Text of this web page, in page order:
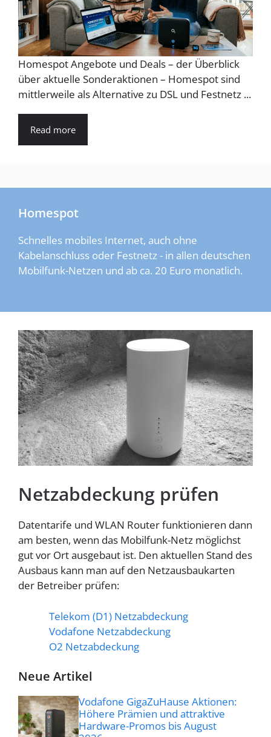
Homespot Angebote und Deals – der Überblick
über aktuelle Sonderaktionen – Homespot sind
mittlerweile als Alternative zu DSL und Festnetz ...
Read more
Homespot
Schnelles mobiles Internet, auch ohne
Kabelanschluss oder Festnetz - in allen deutschen
Mobilfunk-Netzen und ab ca. 20 Euro monatlich.
Netzabdeckung prüfen
Datentarife und WLAN Router funktionieren dann
am besten, wenn das Mobilfunk-Netz möglichst
gut vor Ort ausgebaut ist. Den aktuellen Stand des
Ausbaus kann man auf den Netzausbaukarten
der Betreiber prüfen:
Telekom (D1) Netzabdeckung
Vodafone Netzabdeckung
O2 Netzabdeckung
Neue Artikel
Vodafone GigaZuHause Aktionen:
Höhere Prämien und attraktive
Hardware-Promos bis August